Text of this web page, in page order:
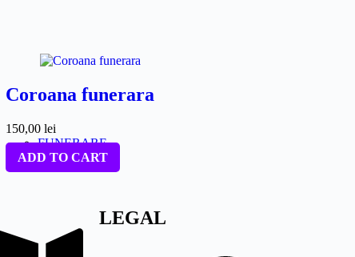
Coroana funerara
150,00 lei
FUNERARE
ADD TO CART
LEGAL